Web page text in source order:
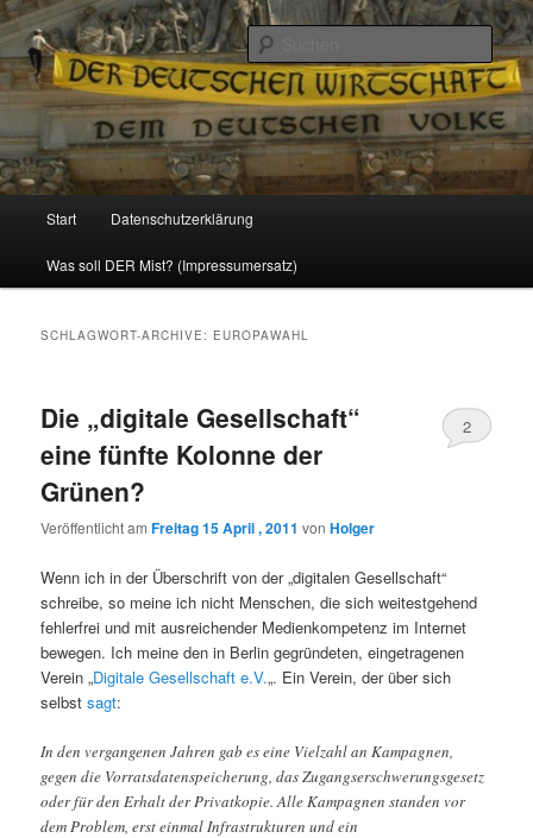
Reizzentrum
Politik, Wirtschaft, Soziales und Gesellschaft
Zum
Inhalt
Zum
sekundären
Start Datenschutzerklärung
Was soll DER Mist? (Impressumersatz)
SCHLAGWORT-ARCHIVE: EUROPAWAHL
Die „digitale Gesellschaft“
eine fünfte Kolonne der
Grünen?
Veröffentlicht amFreitag 15 April , 2011 vonHolger
2
Wenn ich in der Überschrift von der „digitalen Gesellschaft“
schreibe, so meine ich nicht Menschen, die sich weitestgehend
fehlerfrei und mit ausreichender Medienkompetenz im Internet
bewegen. Ich meine den in Berlin gegründeten, eingetragenen
Verein „Digitale Gesellschaft e.V.„. Ein Verein, der über sich
selbstsagt:
In den vergangenen Jahren gab es eine Vielzahl an Kampagnen,
gegen die Vorratsdatenspeicherung, das Zugangserschwerungsgesetz
oder für den Erhalt der Privatkopie. Alle Kampagnen standen vor
dem Problem, erst einmal Infrastrukturen und ein